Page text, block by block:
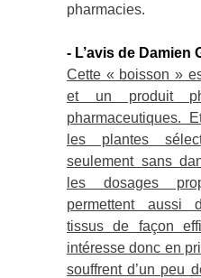
pharmacies.
- L’avis de Damien
Cette « boisson »
et un produit
pharmaceutiques.
les plantes
seulement sans
les dosages
permettent aussi
tissus de façon
intéresse donc en
souffrent d’un peu